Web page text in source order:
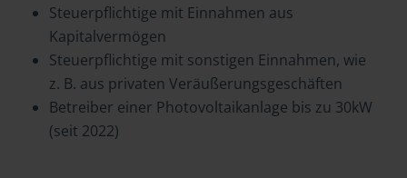
Steuerpflichtige mit Einnahmen aus
Kapitalvermögen
Steuerpflichtige mit sonstigen Einnahmen, wie
z. B. aus privaten Veräußerungsgeschäften
Betreiber einer Photovoltaikanlage bis zu 30kW
(seit 2022)